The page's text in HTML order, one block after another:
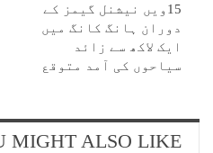
15ویں نیشنل گیمز کے
دوران ہانگ کانگ میں
ایک لاکھ سے زائد
سیاحوں کی آمد متوقع
MIGHT ALSO LIKE